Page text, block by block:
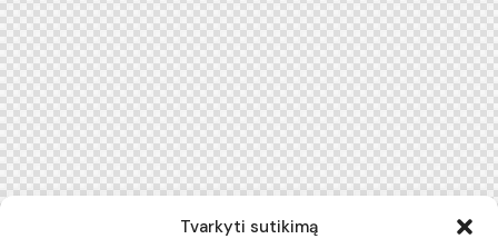
Tvarkyti sutikimą